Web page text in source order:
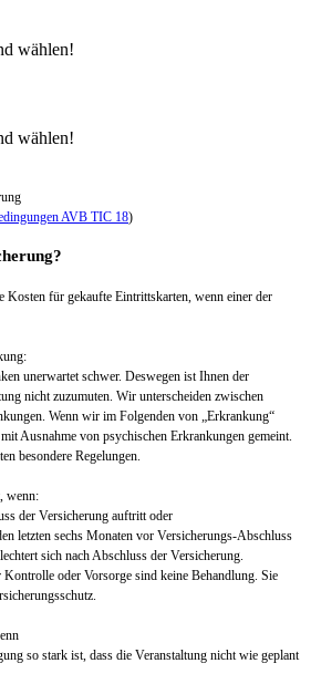
wählen!
wählen!
AVB TIC 18)
Kosten für gekaufte Eintrittskarten, wenn einer der
unerwartet schwer. Deswegen ist Ihnen der
nicht zuzumuten. Wir unterscheiden zwischen
Wenn wir im Folgenden von „Erkrankung“
Ausnahme von psychischen Erkrankungen gemeint.
besondere Regelungen.
wenn:
der Versicherung auftritt oder
letzten sechs Monaten vor Versicherungs-Abschluss
sich nach Abschluss der Versicherung.
Kontrolle oder Vorsorge sind keine Behandlung. Sie
so stark ist, dass die Veranstaltung nicht wie geplant